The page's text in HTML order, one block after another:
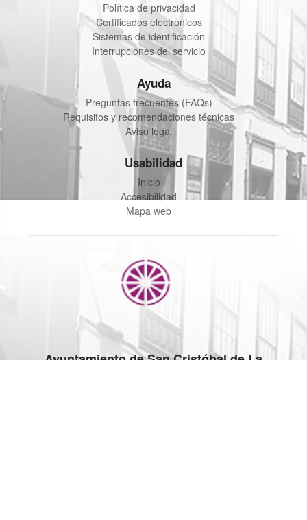
Política de privacidad
Certificados electrónicos
Sistemas de identificación
Interrupciones del servicio
Ayuda
Preguntas frecuentes (FAQs)
Requisitos y recomendaciones técnicas
Aviso legal
Usabilidad
Inicio
Accesibilidad
Mapa web
Ayuntamiento de San Cristóbal de La